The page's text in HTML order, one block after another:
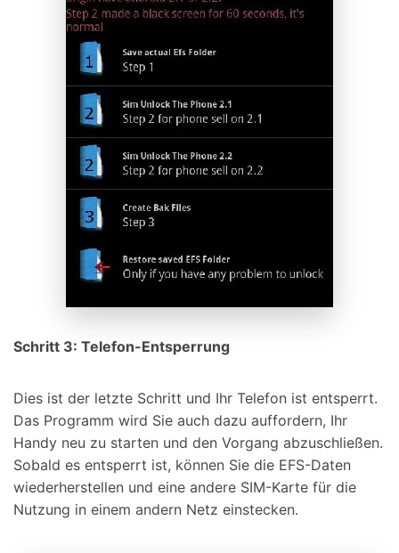
Schritt 3: Telefon-Entsperrung
Dies ist der letzte Schritt und Ihr Telefon ist entsperrt.
Das Programm wird Sie auch dazu auffordern, Ihr
Handy neu zu starten und den Vorgang abzuschließen.
Sobald es entsperrt ist, können Sie die EFS-Daten
wiederherstellen und eine andere SIM-Karte für die
Nutzung in einem andern Netz einstecken.